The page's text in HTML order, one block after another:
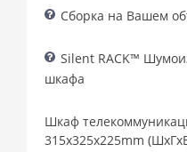
Сборка на Вашем
Silent RACK™
шкафа
Шкаф
315x325x225mm